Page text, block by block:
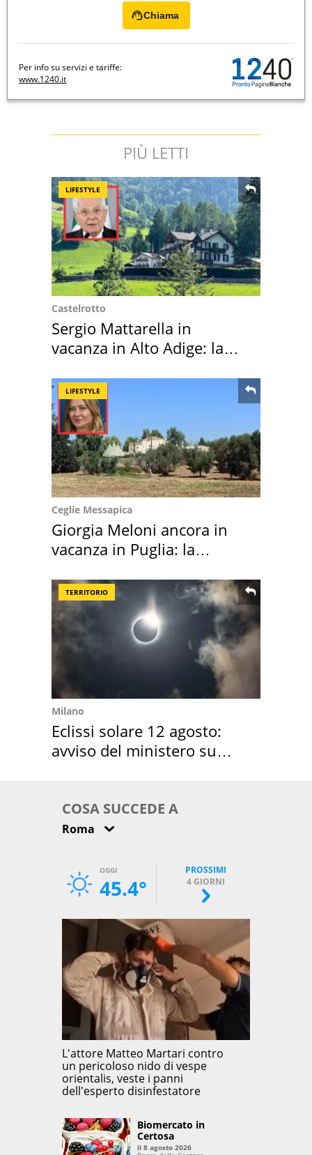
Chiama
Per info su servizi e tariffe:
www.1240.it
PIÙ LETTI
LIFESTYLE
Castelrotto
Sergio Mattarella in
vacanza in Alto Adige: la
LIFESTYLE
Ceglie Messapica
Giorgia Meloni ancora in
vacanza in Puglia: la
TERRITORIO
Milano
Eclissi solare 12 agosto:
avviso del ministero su